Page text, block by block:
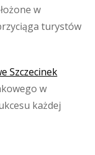
w
turystów
Szczecinek
w
każdej